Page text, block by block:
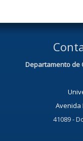
Departamento de
Avenida
41089 -